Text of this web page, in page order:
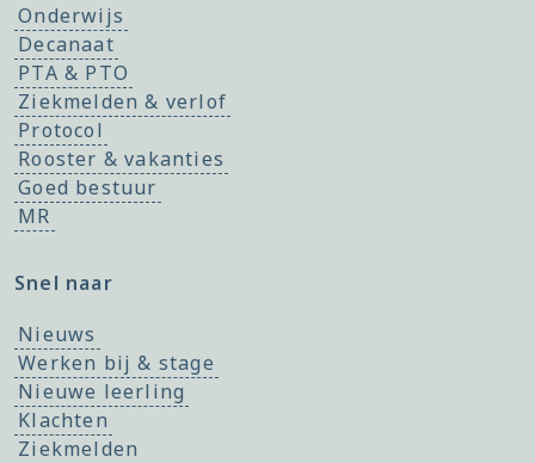
Onderwijs
Decanaat
PTA & PTO
Ziekmelden & verlof
Protocol
Rooster & vakanties
Goed bestuur
MR
Snel naar
Nieuws
Werken bij & stage
Nieuwe leerling
Klachten
Ziekmelden